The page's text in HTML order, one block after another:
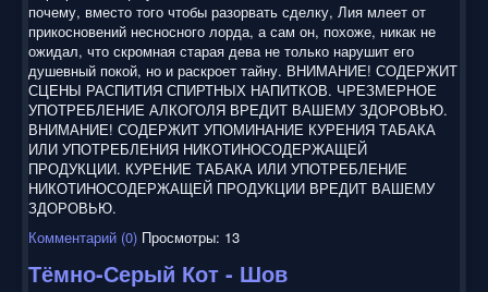
почему, вместо того чтобы разорвать сделку, Лия млеет от
прикосновений несносного лорда, а сам он, похоже, никак не
ожидал, что скромная старая дева не только нарушит его
душевный покой, но и раскроет тайну. ВНИМАНИЕ! СОДЕРЖИТ
СЦЕНЫ РАСПИТИЯ СПИРТНЫХ НАПИТКОВ. ЧРЕЗМЕРНОЕ
УПОТРЕБЛЕНИЕ АЛКОГОЛЯ ВРЕДИТ ВАШЕМУ ЗДОРОВЬЮ.
ВНИМАНИЕ! СОДЕРЖИТ УПОМИНАНИЕ КУРЕНИЯ ТАБАКА
ИЛИ УПОТРЕБЛЕНИЯ НИКОТИНОСОДЕРЖАЩЕЙ
ПРОДУКЦИИ. КУРЕНИЕ ТАБАКА ИЛИ УПОТРЕБЛЕНИЕ
НИКОТИНОСОДЕРЖАЩЕЙ ПРОДУКЦИИ ВРЕДИТ ВАШЕМУ
ЗДОРОВЬЮ.
Комментарий (0) Просмотры: 13
Тёмно-Серый Кот - Шов